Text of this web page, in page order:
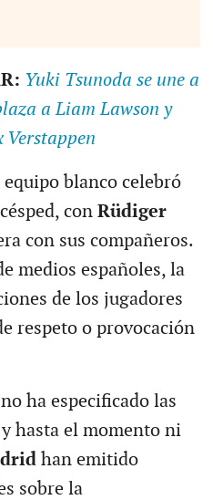
Yuki Tsunoda se une a
a Liam Lawson y
Verstappen
blanco celebró
con Rüdiger
con sus compañeros.
medios españoles, la
de los jugadores
respeto o provocación
ha especificado las
hasta el momento ni
han emitido
sobre la